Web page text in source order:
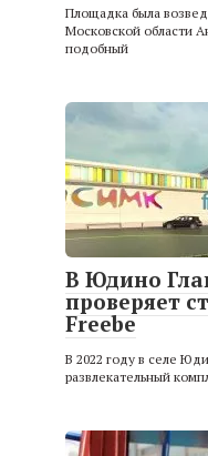
Площадка была
Московской области
подобный
В Юдино
проверяет
Freebe
В 2022 году в селе
развлекательный